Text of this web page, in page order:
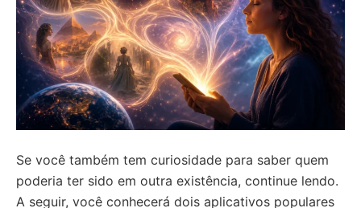
Se você também tem curiosidade para saber quem
poderia ter sido em outra existência, continue lendo.
A seguir, você conhecerá dois aplicativos populares